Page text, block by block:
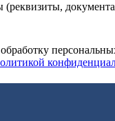
(реквизиты,